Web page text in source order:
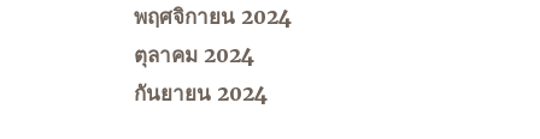
พฤศจิกายน 2024
ตุลาคม 2024
กันยายน 2024